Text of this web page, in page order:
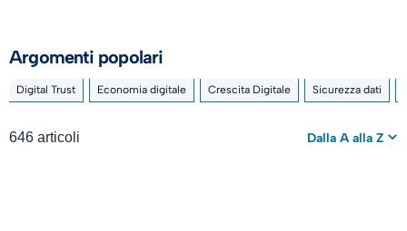
Argomenti popolari
Digital Trust Economia digitale Crescita Digitale Sicurezza dati
646 articoli Dalla A alla Z